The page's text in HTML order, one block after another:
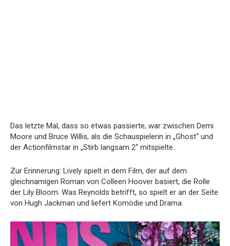
Das letzte Mal, dass so etwas passierte, war zwischen Demi
Moore und Bruce Willis, als die Schauspielerin in „Ghost“ und
der Actionfilmstar in „Stirb langsam 2“ mitspielte.
Zur Erinnerung: Lively spielt in dem Film, der auf dem
gleichnamigen Roman von Colleen Hoover basiert, die Rolle
der Lily Bloom. Was Reynolds betrifft, so spielt er an der Seite
von Hugh Jackman und liefert Komödie und Drama.